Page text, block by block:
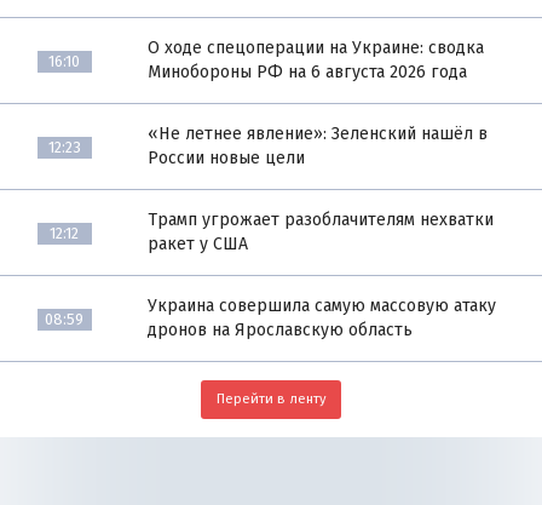
16:10
О ходе спецоперации на Украине: сводка
Минобороны РФ на 6 августа 2026 года
12:23
«Не летнее явление»: Зеленский нашёл в
России новые цели
12:12
Трамп угрожает разоблачителям нехватки
ракет у США
08:59
Украина совершила самую массовую атаку
дронов на Ярославскую область
Перейти в ленту